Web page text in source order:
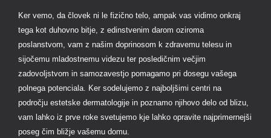
Ker vemo, da človek ni le fizično telo, ampak vas vidimo onkraj
tega kot duhovno bitje, z edinstvenim darom oziroma
poslanstvom, vam z našim doprinosom k zdravemu telesu in
sijočemu mladostnemu videzu ter posledičnim večjim
zadovoljstvom in samozavestjo pomagamo pri dosegu vašega
polnega potenciala. Ker sodelujemo z najboljšimi centri na
področju estetske dermatologije in poznamo njihovo delo od blizu,
vam lahko iz prve roke svetujemo kje lahko opravite najprimernejši
poseg čim bližje vašemu domu.